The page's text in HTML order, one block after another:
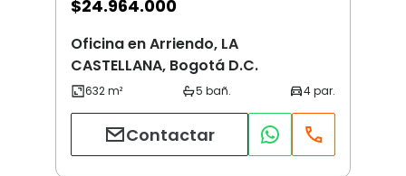
$24.964.000
Oficina en Arriendo, LA
CASTELLANA, Bogotá D.C.
Contactar